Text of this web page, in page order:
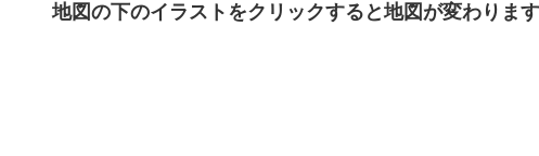
地図の下のイラストをクリックすると地図が変わります